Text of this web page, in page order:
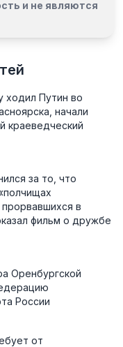
и не являются
ходил Путин во
начали
краеведческий
за то, что
в
фильм о дружбе
Оренбургской
России
от